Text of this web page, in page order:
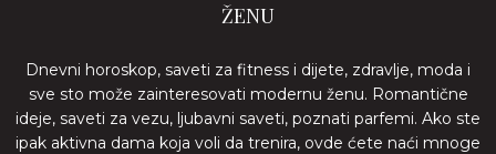
ŽENU
Dnevni horoskop, saveti za fitness i dijete, zdravlje, moda i
sve sto može zainteresovati modernu ženu. Romantične
ideje, saveti za vezu, ljubavni saveti, poznati parfemi. Ako ste
ipak aktivna dama koja voli da trenira, ovde ćete naći mnoge